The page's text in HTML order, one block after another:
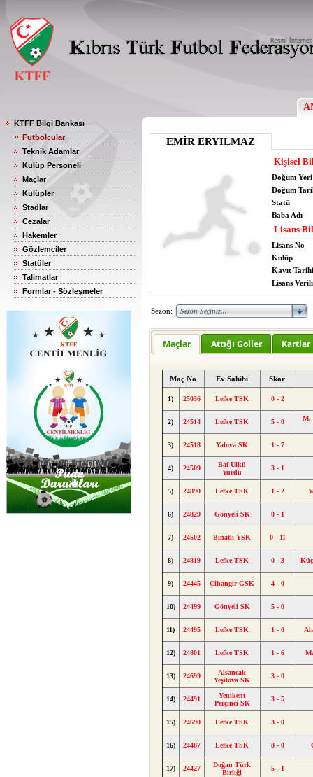
KTFF Bilgi Bankası
Futbolcular
Teknik Adamlar
Kulüp Personeli
Maçlar
Kulüpler
Stadlar
Cezalar
Hakemler
Gözlemciler
Statüler
Talimatlar
Formlar - Sözleşmeler
EMİR ERYILMAZ
Kişisel
Doğum Yeri
Doğum
Statü
Baba Adı
Lisans
Lisans No
Kulüp
Kayıt Tarihi
Lisans
Sezon:
Maçlar Attığı Goller Kartlar
Maç No Ev Sahibi Skor
1) 25036 Lefke TSK 0 - 2
2) 24514 Lefke TSK 5 - 0 M.
3) 24518 Yalova SK 1 - 7
4) 24509
Baf Ülkü
Yurdu
3 - 1
5) 24890 Lefke TSK 1 - 2
6) 24829 Gönyeli SK 0 - 1
7) 24502 Binatlı YSK 0 - 11
8) 24819 Lefke TSK 0 - 3
9) 24445 Cihangir GSK 4 - 0
10) 24499 Gönyeli SK 5 - 0
11) 24495 Lefke TSK 1 - 0
12) 24801 Lefke TSK 1 - 6
13) 24699
Alsancak
Yeşilova SK
3 - 0
14) 24491
Yenikent
Perçinci SK
3 - 5
15) 24690 Lefke TSK 3 - 0
16) 24487 Lefke TSK 8 - 0
17) 24427
Doğan Türk
Birliği
5 - 1